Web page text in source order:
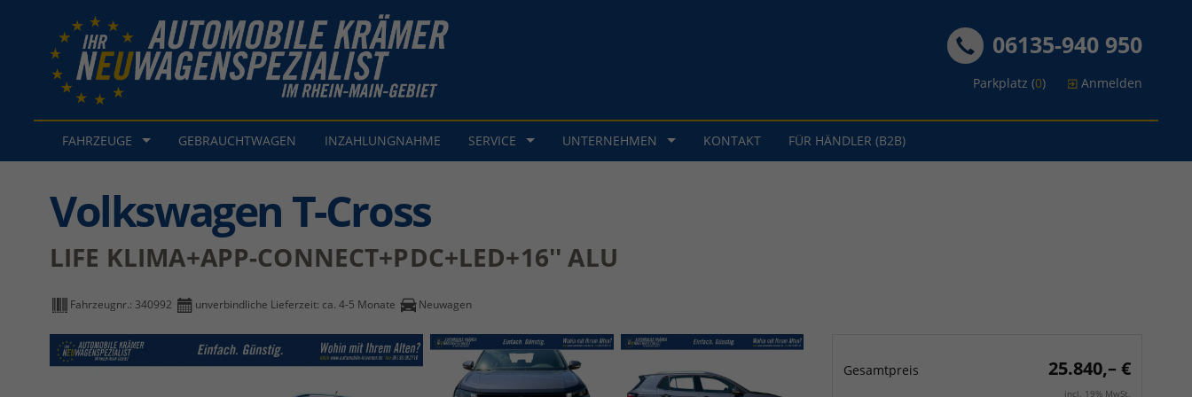
06135-940 950
Parkplatz (0) Anmelden
FAHRZEUGE GEBRAUCHTWAGEN INZAHLUNGNAHME SERVICE UNTERNEHMEN KONTAKT FÜR HÄNDLER (B2B)
Volkswagen T-Cross
LIFE KLIMA+APP-CONNECT+PDC+LED+16'' ALU
Fahrzeugnr.: 340992 unverbindliche Lieferzeit: ca. 4-5 Monate Neuwagen
Gesamtpreis 25.840,– €
incl. 19% MwSt.